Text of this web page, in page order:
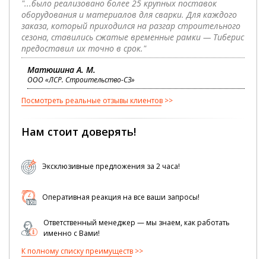
"...было реализовано более 25 крупных поставок
оборудования и материалов для сварки. Для каждого
заказа, который приходился на разгар строительного
сезона, ставились сжатые временные рамки — Тиберис
предоставил их точно в срок."
Матюшина А. М.
ООО «ЛСР. Строительство-СЗ»
Посмотреть реальные отзывы клиентов
Нам стоит доверять!
Эксклюзивные предложения за 2 часа!
Оперативная реакция на все ваши запросы!
Ответственный менеджер — мы знаем, как работать
именно с Вами!
К полному списку преимуществ